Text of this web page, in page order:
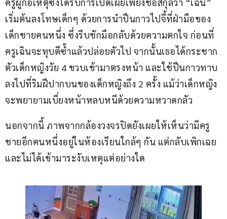
ครูผู้ก่อเหตุซึ่งได้รับการเปิดเผยเพียงชื่อสกุลว่า “เฉิน”
เริ่มต้นลงโทษเด็กๆ ด้วยการนำปืนกาวไปจี้ที่ฝ่ามือของ
เด็กชายคนหนึ่ง ซึ่งรีบชักมือกลับด้วยความตกใจ ก่อนที่
ครูเฉินจะทุบตีซ้ำแล้วปล่อยตัวไป จากนั้นเธอได้กระชาก
ตัวเด็กหญิงวัย 4 ขวบเข้ามาตรงหน้า และใช้ปืนกาวทาบ
ลงไปที่ริมฝีปากบนของเด็กหญิงถึง 2 ครั้ง แม้ว่าเด็กหญิง
จะพยายามเบี่ยงหน้าหลบหนีด้วยความหวาดกลัว
นอกจากนี้ ภาพจากกล้องวงจรปิดยังเผยให้เห็นว่ามีครู
ชายอีกคนหนึ่งอยู่ในห้องเรียนใกล้ๆ กัน แต่กลับเพิกเฉย
และไม่ได้เข้ามาระงับเหตุแต่อย่างใด